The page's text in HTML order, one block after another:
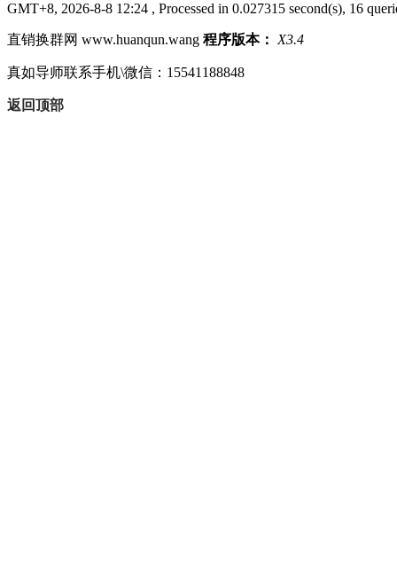
GMT+8, 2026-8-8 12:24 , Processed in 0.027315 second(s), 16
直销换群网 www.huanqun.wang 程序版本： X3.4
真如导师联系手机\微信：15541188848
返回顶部